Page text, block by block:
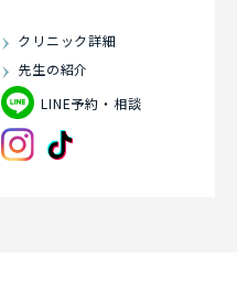
クリニック詳細
先生の紹介
LINE予約・相談